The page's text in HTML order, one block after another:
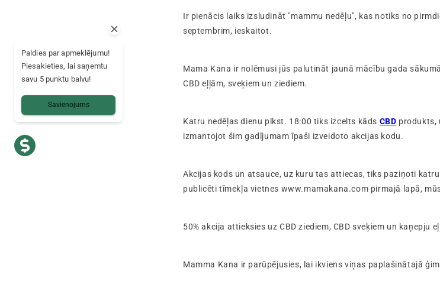
Ir pienācis laiks izsludināt "mammu nedēļu", kas notiks no
septembrim, ieskaitot.
Mama Kana ir nolēmusi jūs palutināt jaunā mācību gada
CBD eļļām, sveķiem un ziediem.
Katru nedēļas dienu plkst. 18:00 tiks izcelts kāds CBD produkts,
izmantojot šim gadījumam īpaši izveidoto akcijas kodu.
Akcijas kods un atsauce, uz kuru tas attiecas, tiks paziņoti
publicēti tīmekļa vietnes www.mamakana.com pirmajā lapā,
50% akcija attieksies uz CBD ziediem, CBD sveķiem un kaņepju
Mamma Kana ir parūpējusies, lai ikviens viņas paplašinātajā
Paldies par apmeklējumu!
Piesakieties, lai saņemtu
savu 5 punktu balvu!
Savienojums